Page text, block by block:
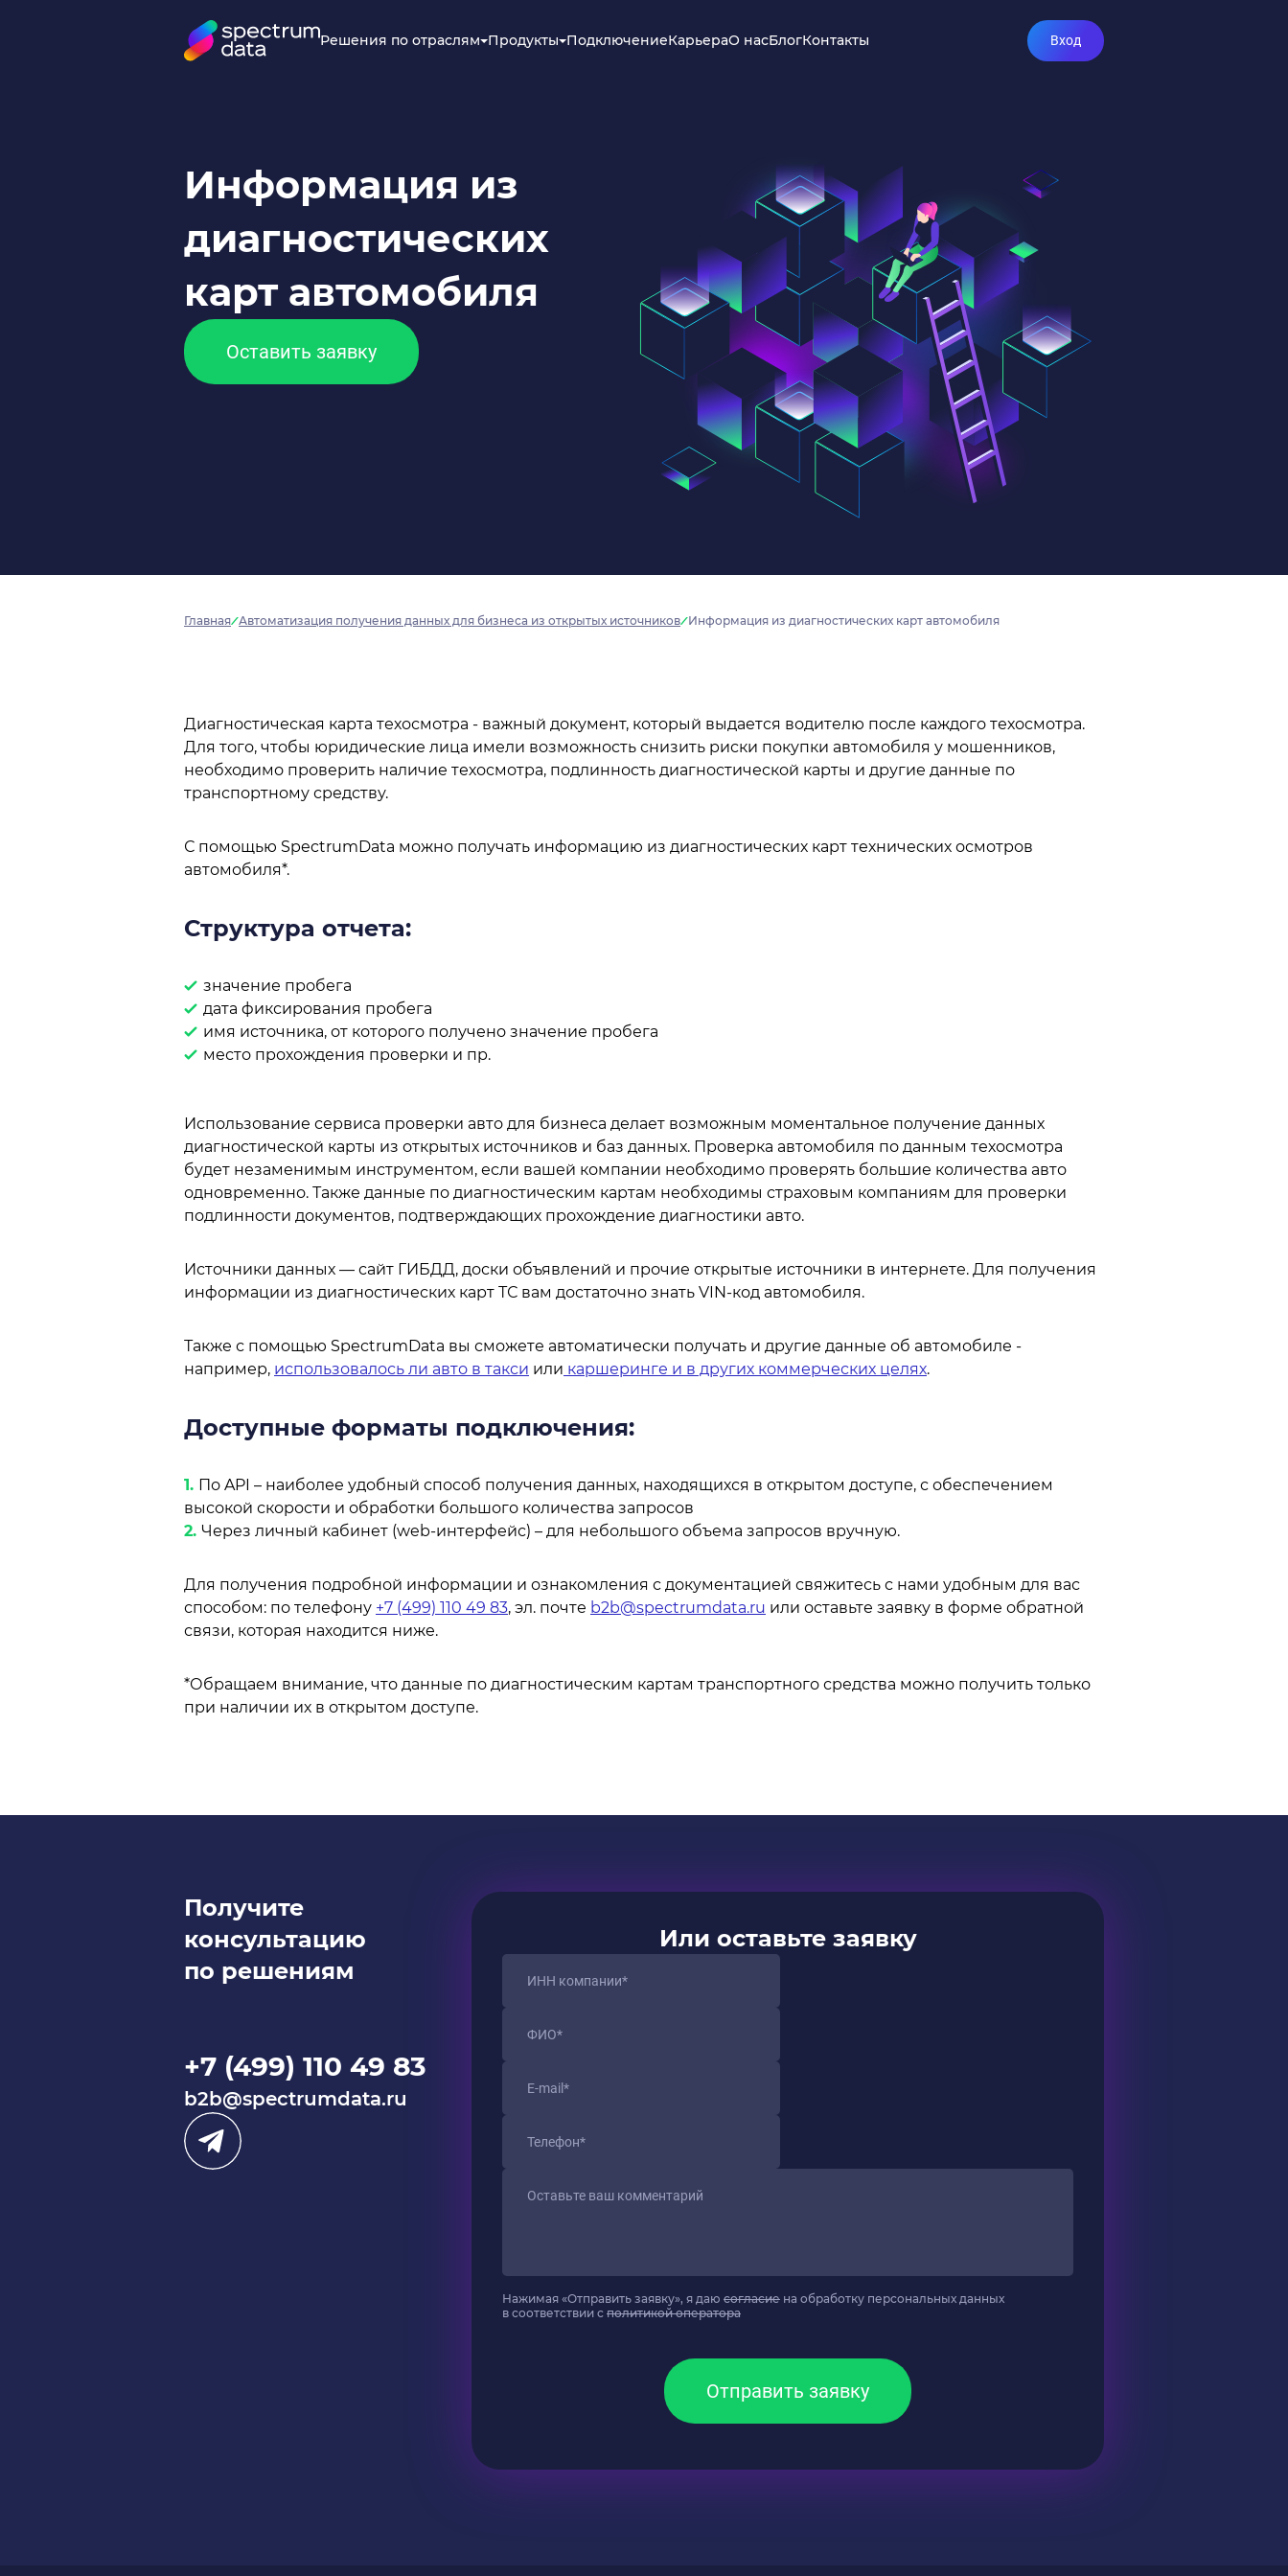
Решения по отраслям Продукты ПодключениеКарьераО насБлогКонтакты Вход
Информация из
диагностических
карт автомобиля
Оставить заявку
Главная Автоматизация получения данных для бизнеса из открытых источников Информация из диагностических карт автомобиля
Диагностическая карта техосмотра - важный документ, который выдается водителю после каждого техосмотра.
Для того, чтобы юридические лица имели возможность снизить риски покупки автомобиля у мошенников,
необходимо проверить наличие техосмотра, подлинность диагностической карты и другие данные по
транспортному средству.
С помощью SpectrumData можно получать информацию из диагностических карт технических осмотров
автомобиля*.
Структура отчета:
значение пробега
дата фиксирования пробега
имя источника, от которого получено значение пробега
место прохождения проверки и пр.
Использование сервиса проверки авто для бизнеса делает возможным моментальное получение данных
диагностической карты из открытых источников и баз данных. Проверка автомобиля по данным техосмотра
будет незаменимым инструментом, если вашей компании необходимо проверять большие количества авто
одновременно. Также данные по диагностическим картам необходимы страховым компаниям для проверки
подлинности документов, подтверждающих прохождение диагностики авто.
Источники данных — сайт ГИБДД, доски объявлений и прочие открытые источники в интернете. Для получения
информации из диагностических карт ТС вам достаточно знать VIN-код автомобиля.
Также с помощью SpectrumData вы сможете автоматически получать и другие данные об автомобиле -
например, использовалось ли авто в такси или каршеринге и в других коммерческих целях.
Доступные форматы подключения:
По API – наиболее удобный способ получения данных, находящихся в открытом доступе, с обеспечением
высокой скорости и обработки большого количества запросов
Через личный кабинет (web-интерфейс) – для небольшого объема запросов вручную.
Для получения подробной информации и ознакомления с документацией свяжитесь с нами удобным для вас
способом: по телефону +7 (499) 110 49 83, эл. почте b2b@spectrumdata.ru или оставьте заявку в форме обратной
связи, которая находится ниже.
*Обращаем внимание, что данные по диагностическим картам транспортного средства можно получить только
при наличии их в открытом доступе.
Получите
консультацию
по решениям
+7 (499) 110 49 83
b2b@spectrumdata.ru
Или оставьте заявку
Нажимая «Отправить заявку», я даю согласие на обработку персональных данных
в соответствии с политикой оператора
Отправить заявку